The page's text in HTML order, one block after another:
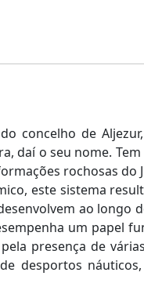
concelho de
daí o seu nome.
rochosas
este sistema
ao
um papel
presença de
desportos